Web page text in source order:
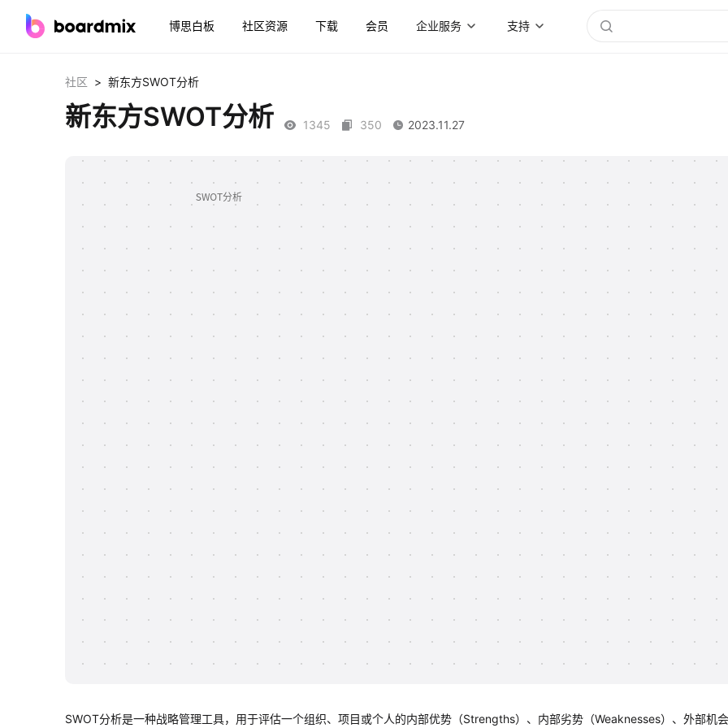
博思白板 社区资源 下载 会员 企业服务 支持
社区 > 新东方SWOT分析
新东方SWOT分析 1345 350 2023.11.27
SWOT分析是一种战略管理工具，用于评估一个组织、项目或个人的内部优势（Strengths）、内部劣势（Weaknesses）、外部机